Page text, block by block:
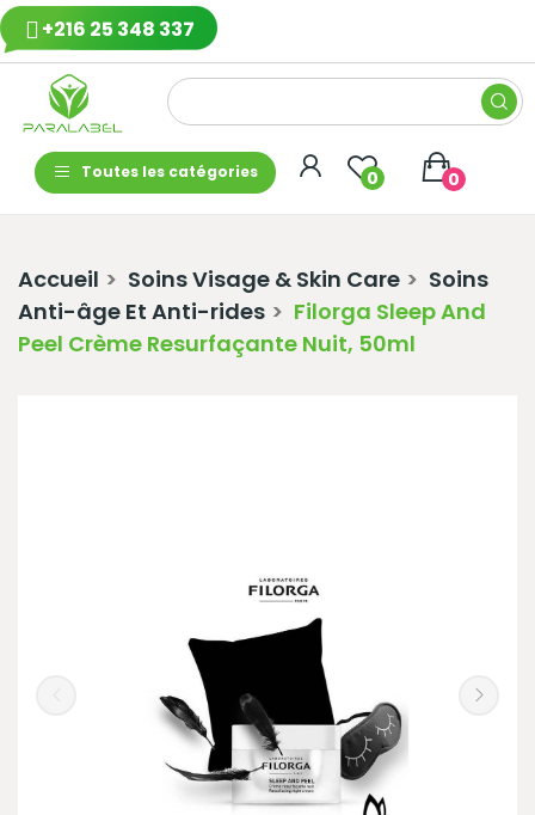
+216 25 348 337
Toutes les catégories 0 0
Accueil Soins Visage & Skin Care
Soins
Anti-âge Et Anti-rides
Filorga Sleep And
Peel Crème Resurfaçante Nuit, 50ml